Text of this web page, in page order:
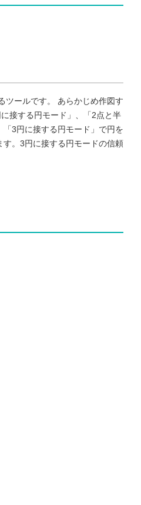
ツールです。 あらかじめ作図す
接する円モード」、「2点と半
3円に接する円モード」で円を
。3円に接する円モードの信頼